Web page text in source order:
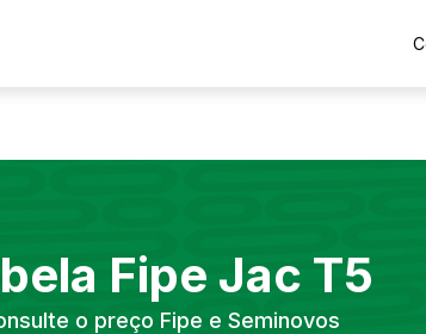
Fipe Jac T5
o preço Fipe e Seminovos